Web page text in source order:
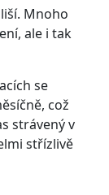
Mnoho
ale i tak
se
což
strávený v
střízlivě